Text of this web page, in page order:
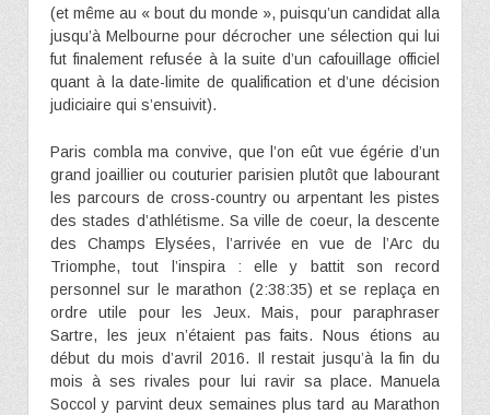
(et même au « bout du monde », puisqu’un candidat alla
jusqu’à Melbourne pour décrocher une sélection qui lui
fut finalement refusée à la suite d’un cafouillage officiel
quant à la date-limite de qualification et d’une décision
judiciaire qui s’ensuivit).
Paris combla ma convive, que l’on eût vue égérie d’un
grand joaillier ou couturier parisien plutôt que labourant
les parcours de cross-country ou arpentant les pistes
des stades d’athlétisme. Sa ville de coeur, la descente
des Champs Elysées, l’arrivée en vue de l’Arc du
Triomphe, tout l’inspira : elle y battit son record
personnel sur le marathon (2:38:35) et se replaça en
ordre utile pour les Jeux. Mais, pour paraphraser
Sartre, les jeux n’étaient pas faits. Nous étions au
début du mois d’avril 2016. Il restait jusqu’à la fin du
mois à ses rivales pour lui ravir sa place. Manuela
Soccol y parvint deux semaines plus tard au Marathon